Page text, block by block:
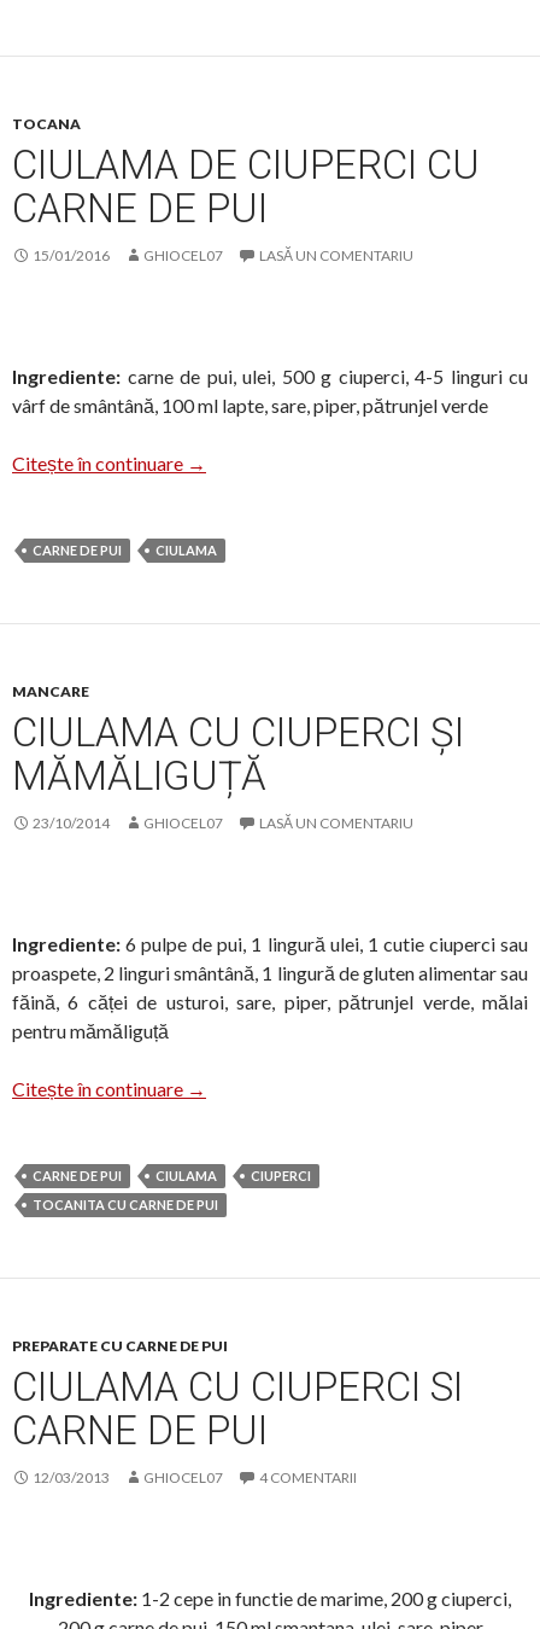
TOCANA
CIULAMA DE CIUPERCI CU
CARNE DE PUI
15/01/2016 GHIOCEL07 LASĂ UN COMENTARIU
Ingrediente: carne de pui, ulei, 500 g ciuperci, 4-5 linguri cu
vârf de smântână, 100 ml lapte, sare, piper, pătrunjel verde
Citește în continuare Ciulama de ciuperci cu carne de pui
→
CARNE DE PUI CIULAMA
MANCARE
CIULAMA CU CIUPERCI ȘI
MĂMĂLIGUȚĂ
23/10/2014 GHIOCEL07 LASĂ UN COMENTARIU
Ingrediente: 6 pulpe de pui, 1 lingură ulei, 1 cutie ciuperci sau
proaspete, 2 linguri smântână, 1 lingură de gluten alimentar sau
făină, 6 căței de usturoi, sare, piper, pătrunjel verde, mălai
pentru mămăliguță
Citește în continuare Ciulama cu ciuperci și mămăliguță
→
CARNE DE PUI CIULAMA
CIUPERCI
TOCANITA CU CARNE DE PUI
PREPARATE CU CARNE DE PUI
CIULAMA CU CIUPERCI SI
CARNE DE PUI
12/03/2013 GHIOCEL07 4 COMENTARII
Ingrediente: 1-2 cepe in functie de marime, 200 g ciuperci,